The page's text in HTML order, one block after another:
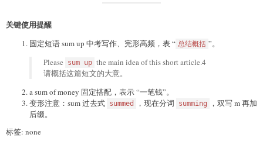
关键使用提醒
固定短语 sum up 中考写作、完形高频，表 “ 总结概括 ”。
Please
sum up the main idea of this short article.4
请概括这篇短文的大意。
a sum of money 固定搭配，表示 “一笔钱”。
变形注意：sum 过去式 summed ，现在分词 summing
，双写 m 再加
后缀。
标签: none